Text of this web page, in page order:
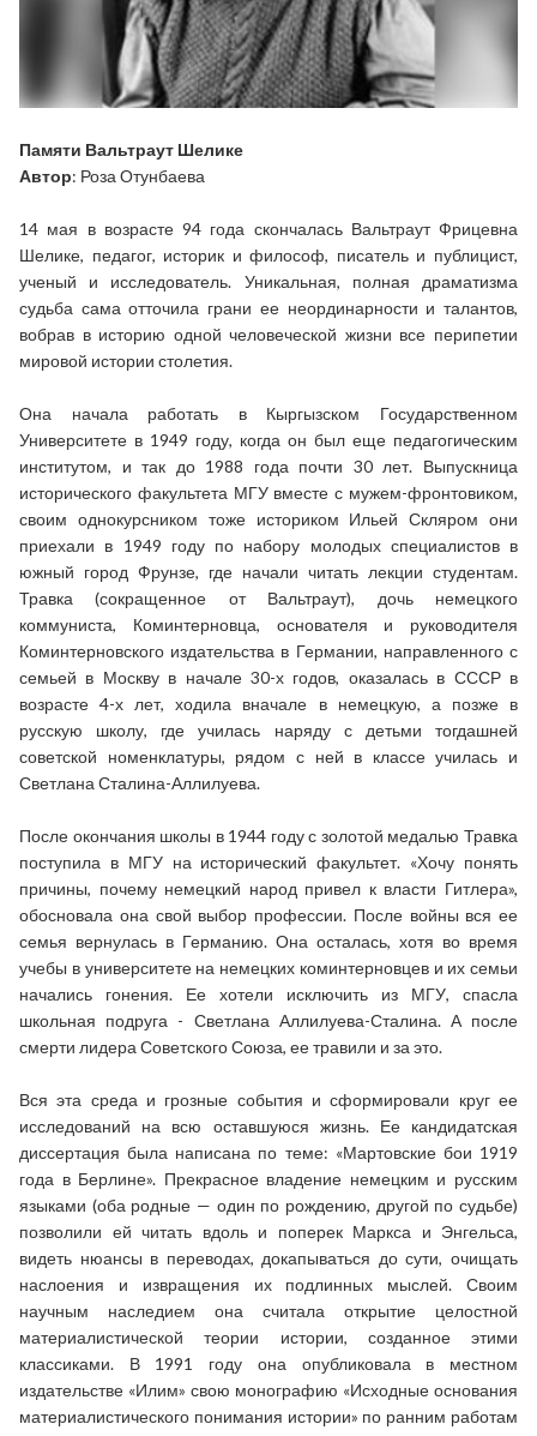
Памяти Вальтраут Шелике
Автор: Роза Отунбаева
14 мая в возрасте 94 года скончалась Вальтраут Фрицевна
Шелике, педагог, историк и философ, писатель и публицист,
ученый и исследователь. Уникальная, полная драматизма
судьба сама отточила грани ее неординарности и талантов,
вобрав в историю одной человеческой жизни все перипетии
мировой истории столетия.
Она начала работать в Кыргызском Государственном
Университете в 1949 году, когда он был еще педагогическим
институтом, и так до 1988 года почти 30 лет. Выпускница
исторического факультета МГУ вместе с мужем-фронтовиком,
своим однокурсником тоже историком Ильей Скляром они
приехали в 1949 году по набору молодых специалистов в
южный город Фрунзе, где начали читать лекции студентам.
Травка (сокращенное от Вальтраут), дочь немецкого
коммуниста, Коминтерновца, основателя и руководителя
Коминтерновского издательства в Германии, направленного с
семьей в Москву в начале 30-х годов, оказалась в СССР в
возрасте 4-х лет, ходила вначале в немецкую, а позже в
русскую школу, где училась наряду с детьми тогдашней
советской номенклатуры, рядом с ней в классе училась и
Светлана Сталина-Аллилуева.
После окончания школы в 1944 году с золотой медалью Травка
поступила в МГУ на исторический факультет. «Хочу понять
причины, почему немецкий народ привел к власти Гитлера»,
обосновала она свой выбор профессии. После войны вся ее
семья вернулась в Германию. Она осталась, хотя во время
учебы в университете на немецких коминтерновцев и их семьи
начались гонения. Ее хотели исключить из МГУ, спасла
школьная подруга - Светлана Аллилуева-Сталина. А после
смерти лидера Советского Союза, ее травили и за это.
Вся эта среда и грозные события и сформировали круг ее
исследований на всю оставшуюся жизнь. Ее кандидатская
диссертация была написана по теме: «Мартовские бои 1919
года в Берлине». Прекрасное владение немецким и русским
языками (оба родные — один по рождению, другой по судьбе)
позволили ей читать вдоль и поперек Маркса и Энгельса,
видеть нюансы в переводах, докапываться до сути, очищать
наслоения и извращения их подлинных мыслей. Своим
научным наследием она считала открытие целостной
материалистической теории истории, созданное этими
классиками. В 1991 году она опубликовала в местном
издательстве «Илим» свою монографию «Исходные основания
материалистического понимания истории» по ранним работам